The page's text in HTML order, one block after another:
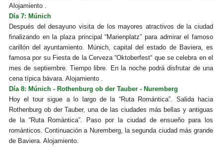
Alojamiento .
Día 7: Múnich
Después del desayuno visita de los mayores atractivos de la ciudad
finalizando en la plaza principal “Marienplatz” para admirar el famoso
carillón del ayuntamiento. Múnich, capital del estado de Baviera, es
famosa por su Fiesta de la Cerveza “Oktoberfest“ que se celebra en el
mes de septiembre. Tiempo libre. En la noche podrá disfrutar de una
cena típica bávara. Alojamiento .
Día 8: Múnich - Rothenburg ob der Tauber - Nuremberg
Hoy el tour sigue a lo largo de la “Ruta Romántica”. Salida hacia
Rothenburg ob derTauber, una de las ciudades más bellas y antiguas
de la “Ruta Romántica”. Paso por
la ciudad de ensueño para los
románticos. Continuación a Nuremberg, la segunda ciudad más grande
de Baviera. Alojamiento.